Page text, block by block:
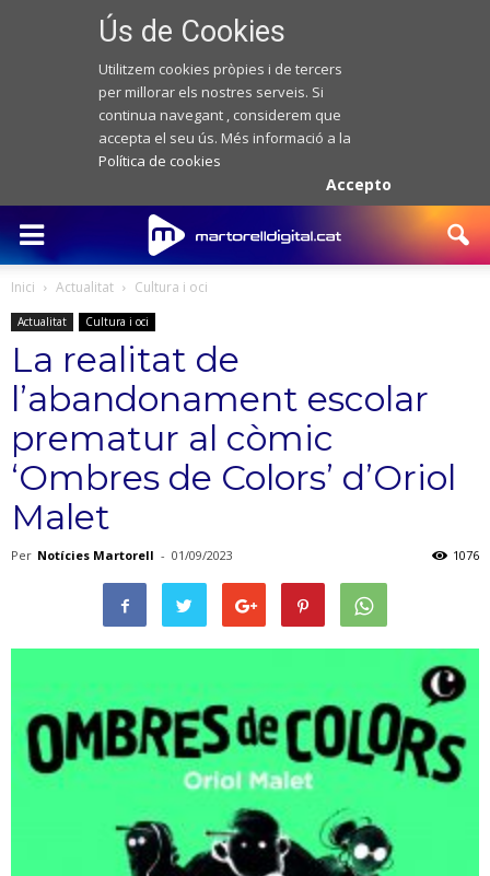
Ús de Cookies
Utilitzem cookies pròpies i de tercers
per millorar els nostres serveis. Si
continua navegant , considerem que
accepta el seu ús. Més informació a la
Política de cookies
Accepto
Inici Actualitat Cultura i oci
Actualitat Cultura i oci
La realitat de
l’abandonament escolar
prematur al còmic
‘Ombres de Colors’ d’Oriol
Malet
Per Notícies Martorell - 01/09/2023 1076